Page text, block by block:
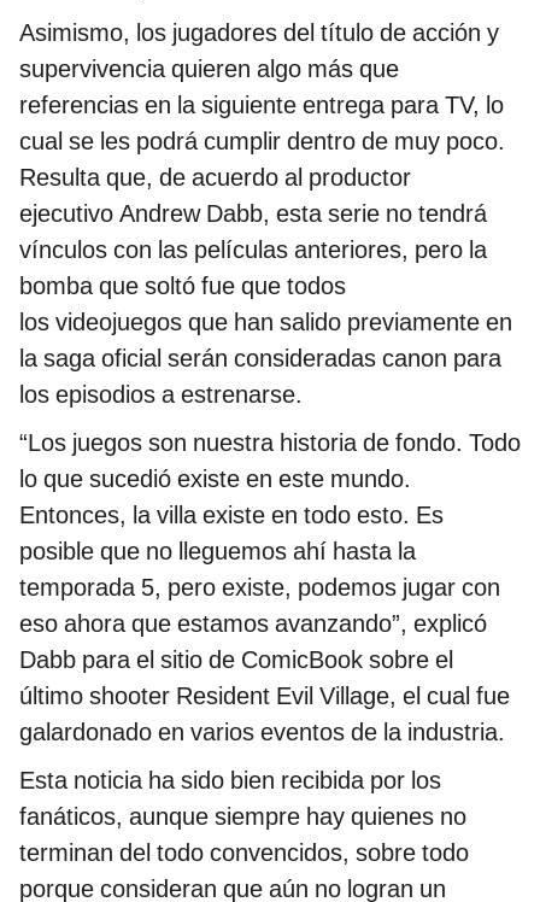
Asimismo, los jugadores del título de acción y
supervivencia quieren algo más que
referencias en la siguiente entrega para TV, lo
cual se les podrá cumplir dentro de muy poco.
Resulta que, de acuerdo al productor
ejecutivo Andrew Dabb, esta serie no tendrá
vínculos con las películas anteriores, pero la
bomba que soltó fue que todos
los videojuegos que han salido previamente en
la saga oficial serán consideradas canon para
los episodios a estrenarse.
“Los juegos son nuestra historia de fondo. Todo
lo que sucedió existe en este mundo.
Entonces, la villa existe en todo esto. Es
posible que no lleguemos ahí hasta la
temporada 5, pero existe, podemos jugar con
eso ahora que estamos avanzando”, explicó
Dabb para el sitio de ComicBook sobre el
último shooter Resident Evil Village, el cual fue
galardonado en varios eventos de la industria.
Esta noticia ha sido bien recibida por los
fanáticos, aunque siempre hay quienes no
terminan del todo convencidos, sobre todo
porque consideran que aún no logran un